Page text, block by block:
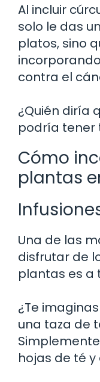
Al incluir
solo le das
platos, sino
contra el
¿Quién diría
podría tener
Cómo
plantas
Una de las
disfrutar de
plantas es a
¿Te
una taza de
hojas de té